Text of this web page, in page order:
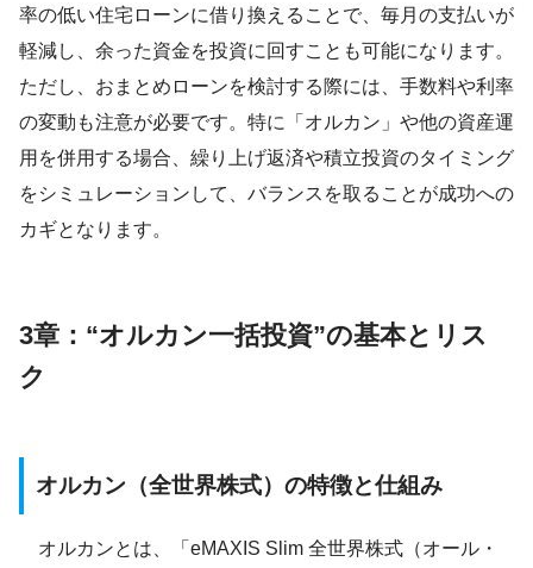
率の低い住宅ローンに借り換えることで、毎月の支払いが
軽減し、余った資金を投資に回すことも可能になります。
ただし、おまとめローンを検討する際には、手数料や利率
の変動も注意が必要です。特に「オルカン」や他の資産運
用を併用する場合、繰り上げ返済や積立投資のタイミング
をシミュレーションして、バランスを取ることが成功への
カギとなります。
3章：“オルカン一括投資”の基本とリス
ク
オルカン（全世界株式）の特徴と仕組み
オルカンとは、「eMAXIS Slim 全世界株式（オール・